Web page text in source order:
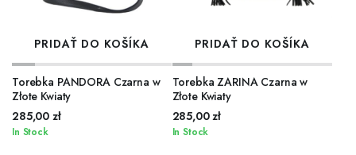
PRIDAŤ DO KOŠÍKA
Torebka PANDORA Czarna w
Złote Kwiaty
285,00 zł
In Stock
PRIDAŤ DO KOŠÍKA
Torebka ZARINA Czarna w
Złote Kwiaty
285,00zł
In Stock